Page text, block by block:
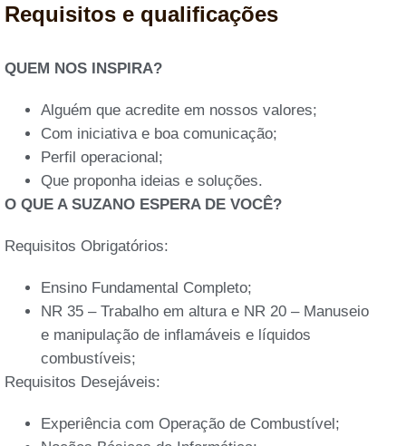
Requisitos e qualificações
QUEM NOS INSPIRA?
Alguém que acredite em nossos valores;
Com iniciativa e boa comunicação;
Perfil operacional;
Que proponha ideias e soluções.
O QUE A SUZANO ESPERA DE VOCÊ?
Requisitos Obrigatórios:
Ensino Fundamental Completo;
NR 35 – Trabalho em altura e NR 20 – Manuseio
e manipulação de inflamáveis e líquidos
combustíveis;
Requisitos Desejáveis:
Experiência com Operação de Combustível;